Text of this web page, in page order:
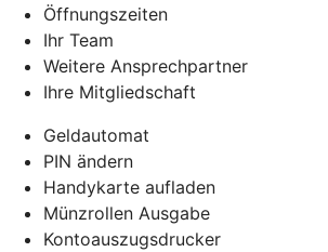
Öffnungszeiten
Ihr Team
Weitere Ansprechpartner
Ihre Mitgliedschaft
Geldautomat
PIN ändern
Handykarte aufladen
Münzrollen Ausgabe
Kontoauszugsdrucker